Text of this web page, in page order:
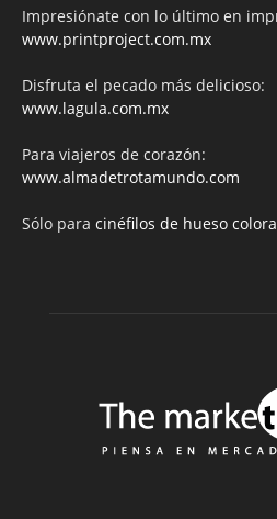
Impresiónate con lo último en
www.printproject.com.mx
Disfruta el pecado más delicioso:
www.lagula.com.mx
Para viajeros de corazón:
www.almadetrotamundo.com
Sólo para cinéfilos de hueso